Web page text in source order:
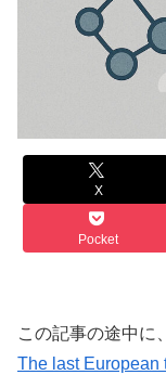
X
Pocket
この記事の途中に
The last European